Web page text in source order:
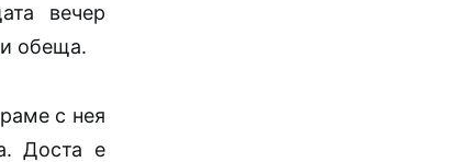
вечер
обеща.
с нея
Доста е